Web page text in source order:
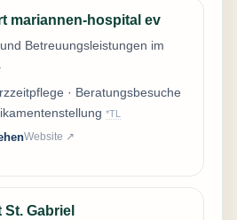
mariannen-hospital ev
Betreuungsleistungen im
· Beratungsbesuche
*TL
Website ↗
Gabriel